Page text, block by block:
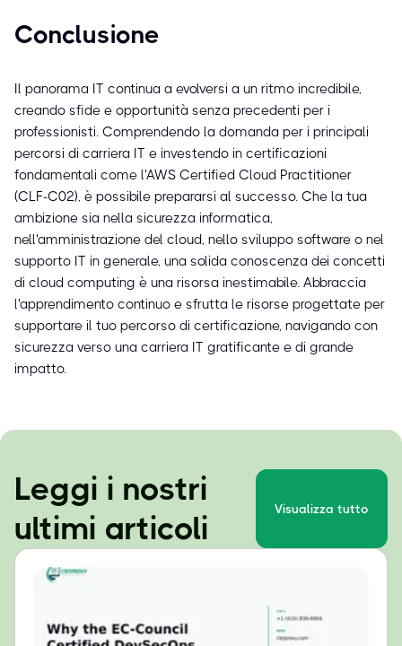
Conclusione
Il panorama IT continua a evolversi a un ritmo incredibile,
creando sfide e opportunità senza precedenti per i
professionisti. Comprendendo la domanda per i principali
percorsi di carriera IT e investendo in certificazioni
fondamentali come l'AWS Certified Cloud Practitioner
(CLF-C02), è possibile prepararsi al successo. Che la tua
ambizione sia nella sicurezza informatica,
nell'amministrazione del cloud, nello sviluppo software o nel
supporto IT in generale, una solida conoscenza dei concetti
di cloud computing è una risorsa inestimabile. Abbraccia
l'apprendimento continuo e sfrutta le risorse progettate per
supportare il tuo percorso di certificazione, navigando con
sicurezza verso una carriera IT gratificante e di grande
impatto.
Leggi i nostri
ultimi articoli
Visualizza tutto